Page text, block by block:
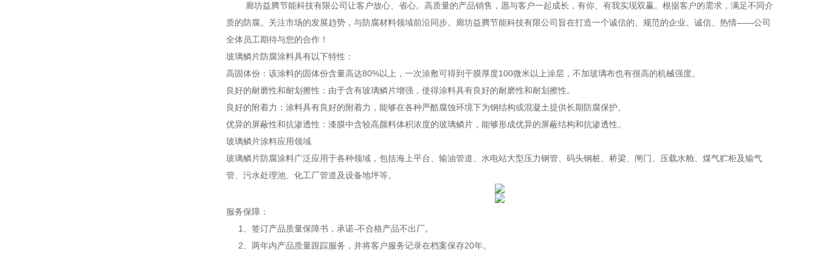
廊坊益腾节能科技有限公司让客户放心、省心。高质量的产品销售，愿与客户一起成长，有你、有我实现双赢。根据客户的需求，满足不同介
质的防腐。关注市场的发展趋势，与防腐材料领域前沿同步。廊坊益腾节能科技有限公司旨在打造一个诚信的、规范的企业。诚信、热情——公司
全体员工期待与您的合作！
玻璃鳞片防腐涂料具有以下特性：
高固体份：该涂料的固体份含量高达80%以上，一次涂敷可得到干膜厚度100微米以上涂层，不加玻璃布也有很高的机械强度。
良好的耐磨性和耐划擦性：由于含有玻璃鳞片增强，使得涂料具有良好的耐磨性和耐划擦性。
良好的附着力：涂料具有良好的附着力，能够在各种严酷腐蚀环境下为钢结构或混凝土提供长期防腐保护。
优异的屏蔽性和抗渗透性：漆膜中含较高颜料体积浓度的玻璃鳞片，能够形成优异的屏蔽结构和抗渗透性。
玻璃鳞片涂料应用领域
玻璃鳞片防腐涂料广泛应用于各种领域，包括海上平台、输油管道、水电站大型压力钢管、码头钢桩、桥梁、闸门、压载水舱、煤气贮柜及输气
管、污水处理池、化工厂管道及设备地坪等。
服务保障：
1、签订产品质量保障书，承诺-不合格产品不出厂。
2、两年内产品质量跟踪服务，并将客户服务记录在档案保存20年。